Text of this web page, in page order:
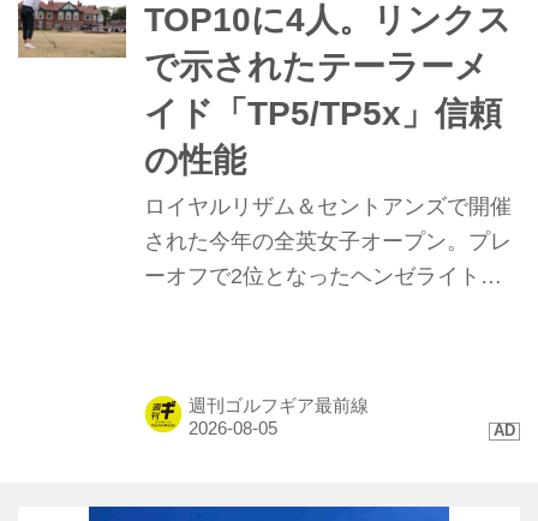
TOP10に4人。リンクス
で示されたテーラーメ
イド「TP5/TP5x」信頼
の性能
ロイヤルリザム＆セントアンズで開催
された今年の全英女子オープン。プレ
ーオフで2位となったヘンゼライトを
ンで発揮された、縦距離の精度と最新
週刊ゴルフギア最前線